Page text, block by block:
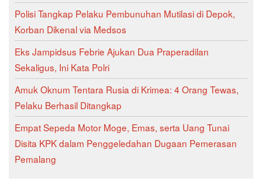
Polisi Tangkap Pelaku Pembunuhan Mutilasi di Depok,
Korban Dikenal via Medsos
Eks Jampidsus Febrie Ajukan Dua Praperadilan
Sekaligus, Ini Kata Polri
Amuk Oknum Tentara Rusia di Krimea: 4 Orang Tewas,
Pelaku Berhasil Ditangkap
Empat Sepeda Motor Moge, Emas, serta Uang Tunai
Disita KPK dalam Penggeledahan Dugaan Pemerasan
Pemalang